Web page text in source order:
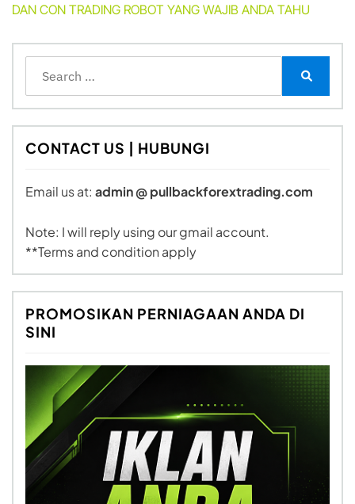
DAN CON TRADING ROBOT YANG WAJIB ANDA TAHU
for:
CONTACT US | HUBUNGI
Email us at: admin @ pullbackforextrading.com
Note: I will reply using our gmail account.
**Terms and condition apply
PROMOSIKAN PERNIAGAAN ANDA DI
SINI